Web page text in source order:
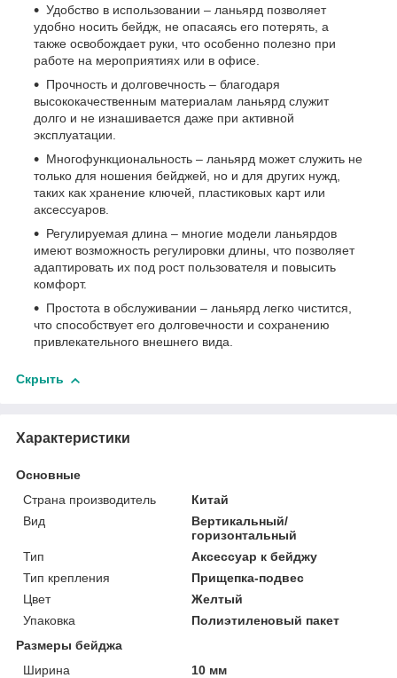
Удобство в использовании – ланьярд позволяет
удобно носить бейдж, не опасаясь его потерять, а
также освобождает руки, что особенно полезно при
работе на мероприятиях или в офисе.
Прочность и долговечность – благодаря
высококачественным материалам ланьярд служит
долго и не изнашивается даже при активной
эксплуатации.
Многофункциональность – ланьярд может служить не
только для ношения бейджей, но и для других нужд,
таких как хранение ключей, пластиковых карт или
аксессуаров.
Регулируемая длина – многие модели ланьярдов
имеют возможность регулировки длины, что позволяет
адаптировать их под рост пользователя и повысить
комфорт.
Простота в обслуживании – ланьярд легко чистится,
что способствует его долговечности и сохранению
привлекательного внешнего вида.
Скрыть
Характеристики
Основные
Страна производитель
Китай
Вид
Вертикальный/
горизонтальный
Тип
Аксессуар к бейджу
Тип крепления
Прищепка-подвес
Цвет
Желтый
Упаковка
Полиэтиленовый пакет
Размеры бейджа
Ширина
10 мм